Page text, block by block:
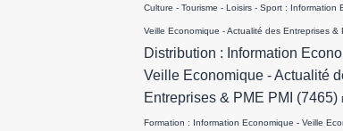
Culture - Tourisme - Loisirs - Sport : Information
Veille Economique - Actualité des Entreprises &
Distribution : Information
Veille Economique - Actualité
Entreprises & PME PMI (7465)
Formation : Information Economique - Veille